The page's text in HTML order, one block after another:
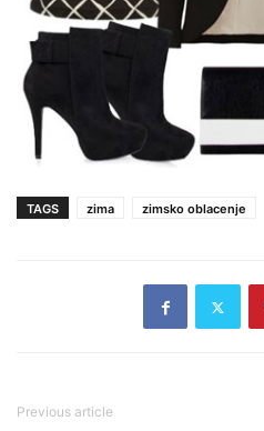
TAGS zima zimsko oblacenje
Previous article